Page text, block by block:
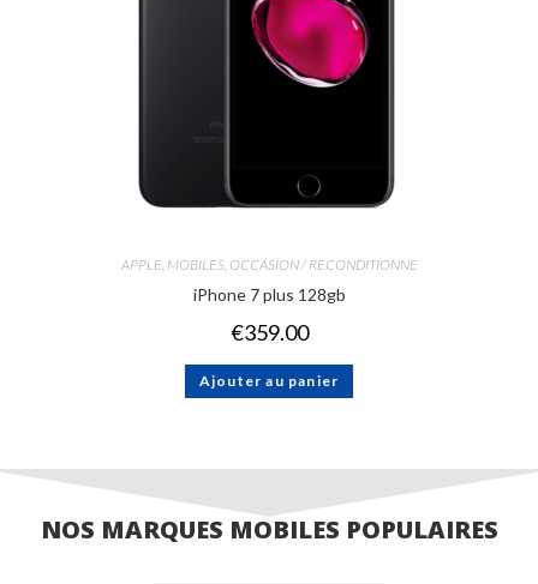
APPLE, MOBILES, OCCASION / RECONDITIONNE
iPhone 7 plus 128gb
€359.00
Ajouter au panier
NOS MARQUES MOBILES POPULAIRES